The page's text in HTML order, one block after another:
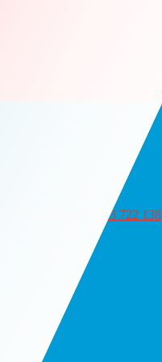
Điện thoại/zalo
0903 722 138